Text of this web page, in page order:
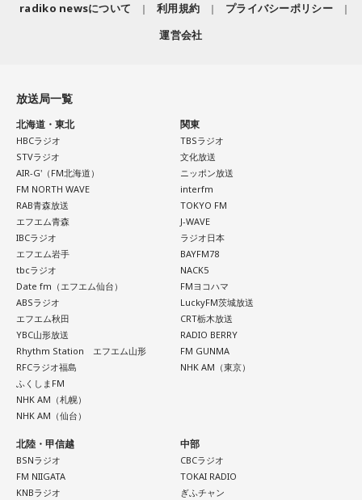
4．懐中電灯……本性は「冷静な神様!?」
懐中電灯は「今後の見通し」を暗示しています。あなたは極
こともあるので、時には素直になってみましょう。
＊
天使も悪魔も、どちらもあなたの一部。自分の中の両方を知
っておくことが、いざという時の本当の強さになるのかもし
れません。
■監修者プロフィール：蝶ちょ（ちょうちょ）
池袋占い館セレーネ所属。電話占いメルにも出演。第六感で
人の想いを捉える羅針盤ヒーラー。霊感タロット、四柱推
命、宿曜占星術でオーダーメイドの鑑定を手掛ける。転職、
結婚、離別など多くの経験から、今どう動くべきか悩む人に
寄り添いナビゲートする。
Webサイト： https://selene-uranai.com/
YouTube：https://www.youtube.com/@ataru-uranai
クルト×DeNA」に『ニッポン放送ショウアップナイター』の
スペシャルゲスト解説として登場する。現役時代は『ニッポ
みの髙津だが、『ニッポン放送ショウアップナイター』で解
説を務めるのは2013年以来、13年ぶりとなる。
ペナントレースも終盤に差し掛かり、古巣・ヤクルトにとっ
て勝負の夏となる神宮球場の一戦での髙津氏ならではの視点
に注目が集まる。
『ニッポン放送ショウアップナイター』では、今後も60周年
のアニバーサリーイヤーにふさわしい球界のレジェンドたち
がスペシャルゲスト解説者として登場する。さらに、リスナ
ーにとって嬉しい夏の味覚や現金が当たるプレゼント企画も
実施する。
■髙津臣吾 コメント
「ショウアップナイター」をお聴きの皆さま、ご無沙汰して
おります。
ペナントレース終盤の神宮球場、一つ一つのプレーの重みが
radiko newsについて 利用規約
プライバシーポリシー
運営会社
放送局一覧
北海道・東北
HBCラジオ
STVラジオ
AIR-G'（FM北海道）
FM NORTH WAVE
RAB青森放送
エフエム青森
IBCラジオ
エフエム岩手
tbcラジオ
Date fm（エフエム仙台）
ABSラジオ
エフエム秋田
YBC山形放送
Rhythm Station エフエム山形
RFCラジオ福島
ふくしまFM
NHK AM（札幌）
NHK AM（仙台）
関東
TBSラジオ
文化放送
ニッポン放送
interfm
TOKYO FM
J-WAVE
ラジオ日本
BAYFM78
NACK5
FMヨコハマ
LuckyFM茨城放送
CRT栃木放送
RADIO BERRY
FM GUNMA
NHK AM（東京）
北陸・甲信越
BSNラジオ
FM NIIGATA
KNBラジオ
中部
CBCラジオ
TOKAI RADIO
ぎふチャン